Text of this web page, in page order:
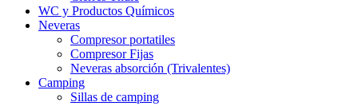
WC y Productos Químicos
Neveras
Compresor portatiles
Compresor Fijas
Neveras absorción (Trivalentes)
Camping
Sillas de camping